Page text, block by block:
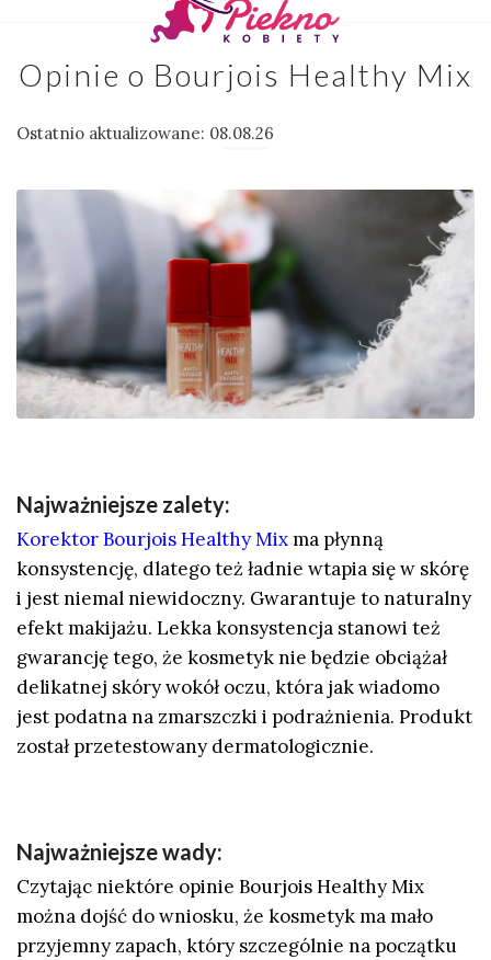
Opinie o Bourjois Healthy Mix
Ostatnio aktualizowane: 08.08.26
Najważniejsze zalety:
Korektor Bourjois Healthy Mixma płynną
konsystencję, dlatego też ładnie wtapia się w skórę
i jest niemal niewidoczny. Gwarantuje to naturalny
efekt makijażu. Lekka konsystencja stanowi też
gwarancję tego, że kosmetyk nie będzie obciążał
delikatnej skóry wokół oczu, która jak wiadomo
jest podatna na zmarszczki i podrażnienia. Produkt
został przetestowany dermatologicznie.
Najważniejsze wady:
Czytając niektóre opinie Bourjois Healthy Mix
można dojść do wniosku, że kosmetyk ma mało
przyjemny zapach, który szczególnie na początku